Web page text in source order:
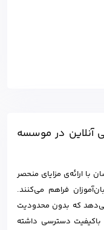
آنلاین در موسسه
با ارائه‌ی مزایای منحصر
فراهم می‌کنند.
که بدون محدودیت
باکیفیت دسترسی داشته